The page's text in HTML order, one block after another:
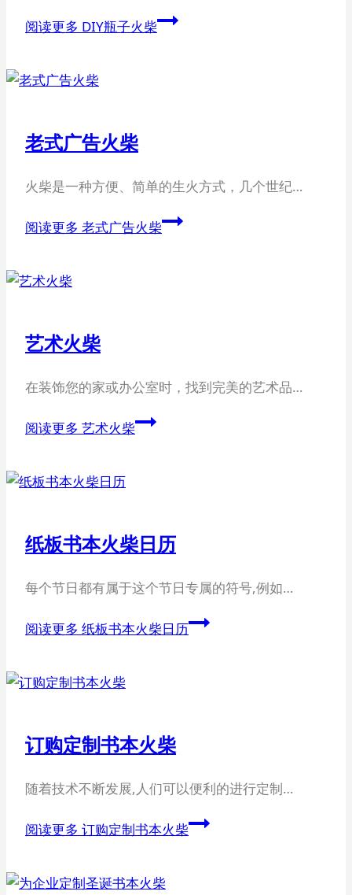
阅读更多 DIY瓶子火柴
老式广告火柴
火柴是一种方便、简单的生火方式，几个世纪…
阅读更多 老式广告火柴
艺术火柴
在装饰您的家或办公室时，找到完美的艺术品…
阅读更多 艺术火柴
纸板书本火柴日历
每个节日都有属于这个节日专属的符号,例如…
阅读更多 纸板书本火柴日历
订购定制书本火柴
随着技术不断发展,人们可以便利的进行定制…
阅读更多 订购定制书本火柴